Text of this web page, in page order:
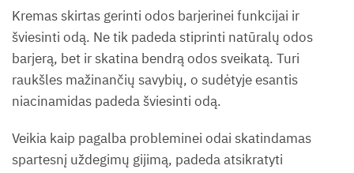
Kremas skirtas gerinti odos barjerinei funkcijai ir
šviesinti odą. Ne tik padeda stiprinti natūralų odos
barjerą, bet ir skatina bendrą odos sveikatą. Turi
raukšles mažinančių savybių, o sudėtyje esantis
niacinamidas padeda šviesinti odą.
Veikia kaip pagalba probleminei odai skatindamas
spartesnį uždegimų gijimą, padeda atsikratyti